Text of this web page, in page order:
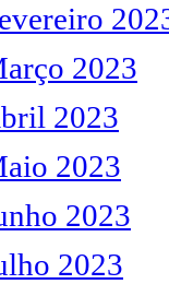
2023
2023
2023
2023
2023